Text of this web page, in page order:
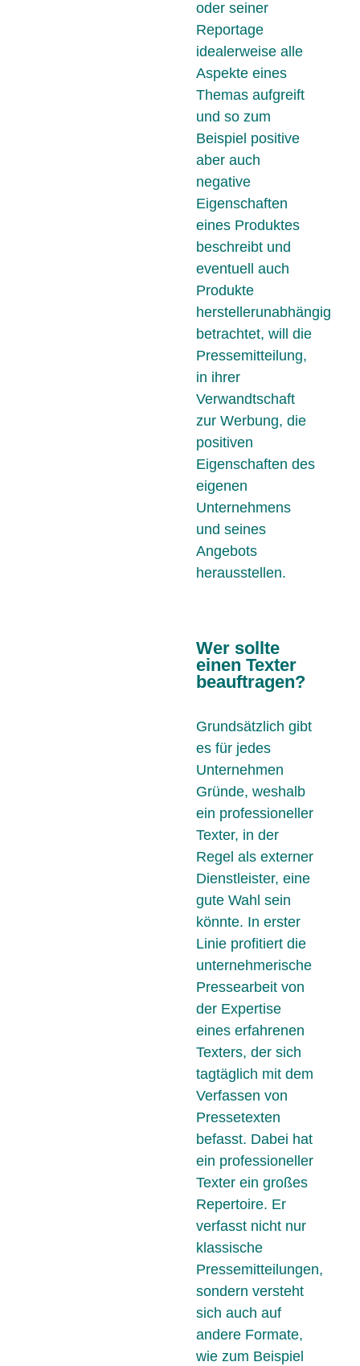
oder seiner
Reportage
idealerweise alle
Aspekte eines
Themas aufgreift
und so zum
Beispiel positive
aber auch
negative
Eigenschaften
eines Produktes
beschreibt und
eventuell auch
Produkte
herstellerunabhängig
betrachtet, will die
Pressemitteilung,
in ihrer
Verwandtschaft
zur Werbung, die
positiven
Eigenschaften des
eigenen
Unternehmens
und seines
Angebots
herausstellen.
Wer sollte
einen Texter
beauftragen?
Grundsätzlich gibt
es für jedes
Unternehmen
Gründe, weshalb
ein professioneller
Texter, in der
Regel als externer
Dienstleister, eine
gute Wahl sein
könnte. In erster
Linie profitiert die
unternehmerische
Pressearbeit von
der Expertise
eines erfahrenen
Texters, der sich
tagtäglich mit dem
Verfassen von
Pressetexten
befasst. Dabei hat
ein professioneller
Texter ein großes
Repertoire. Er
verfasst nicht nur
klassische
Pressemitteilungen,
sondern versteht
sich auch auf
andere Formate,
wie zum Beispiel